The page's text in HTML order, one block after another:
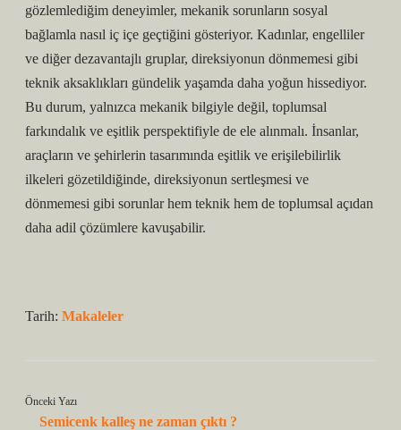
gözlemlediğim deneyimler, mekanik sorunların sosyal
bağlamla nasıl iç içe geçtiğini gösteriyor. Kadınlar, engelliler
ve diğer dezavantajlı gruplar, direksiyonun dönmemesi gibi
teknik aksaklıkları gündelik yaşamda daha yoğun hissediyor.
Bu durum, yalnızca mekanik bilgiyle değil, toplumsal
farkındalık ve eşitlik perspektifiyle de ele alınmalı. İnsanlar,
araçların ve şehirlerin tasarımında eşitlik ve erişilebilirlik
ilkeleri gözetildiğinde, direksiyonun sertleşmesi ve
dönmemesi gibi sorunlar hem teknik hem de toplumsal açıdan
daha adil çözümlere kavuşabilir.
Tarih: Makaleler
Önceki Yazı
Semicenk kalleş ne zaman çıktı ?